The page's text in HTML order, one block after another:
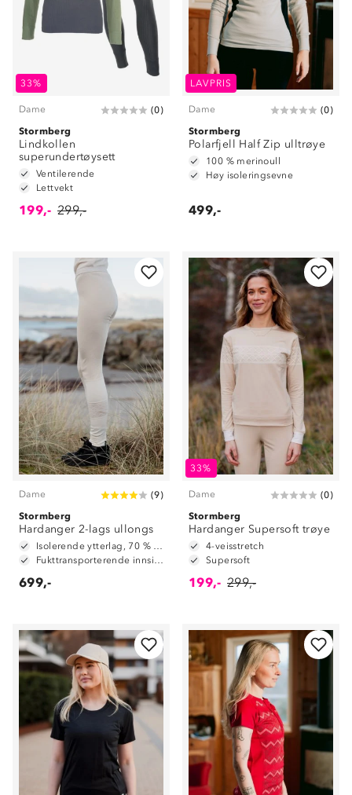
33%
Dame (0)
Stormberg
Lindkollen
superundertøysett
Ventilerende
Lettvekt
199,- 299,-
LAVPRIS
Dame (0)
Stormberg
Polarfjell Half Zip ulltrøye
100 % merinoull
Høy isoleringsevne
499,-
Dame (9)
Stormberg
Hardanger 2-lags ullongs
Isolerende ytterlag, 70 % ull og 30 % polyester
Fukttransporterende innside, 100 % polyester
699,-
33%
Dame (0)
Stormberg
Hardanger Supersoft trøye
4-veisstretch
Supersoft
199,- 299,-